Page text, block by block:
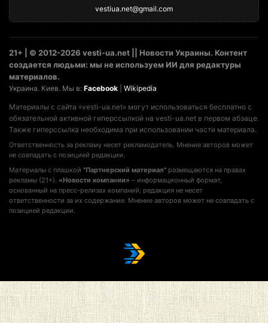
vestiua.net@gmail.com
21+ | © 2012-2026 vesti-ua.net || Новости Украины. Контент
создается людьми: мы не используем ИИ для редактуры
материалов.
Украина. Киев. Мы в: Facebook Wikipedia
Материалы с сайта «vesti-ua.net» могут использоваться бесплатно с
обязательной активной гиперссылкой на vesti-ua.net в первом абзаце.
Также гиперссылка необходима при использовании части материала.
Ответственность за рекламу несет рекламодатель. Мнение авторов может
не совпадать с позицией редакции.
Материалы с плашкой "Партнерский материал" размещаются на правах
рекламы (21+). «Новости компании» – информационный формат,
основанный на пресс-релизах компаний; редакция не несет
ответственности за их содержание. Мнение авторов может не совпадать с
позицией редакции.